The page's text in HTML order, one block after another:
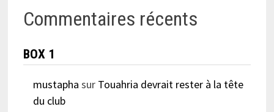
Commentaires récents
BOX 1
mustapha sur Touahria devrait rester à la tête
du club